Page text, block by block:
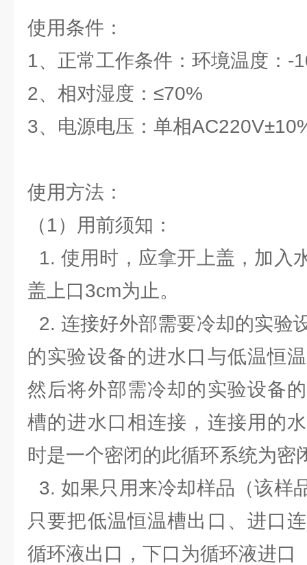
使用条件：
1、正常工作条件：环境温度：
2、相对湿度：≤70%
3、电源电压：单相
使用方法：
（1）用前须知：
1. 使用时，应拿开上盖，加入
盖上口3cm为止。
2. 连接好外部需要冷却的实验
的实验设备的进水口与低温恒
然后将外部需冷却的实验设备
槽的进水口相连接，连接用的
时是一个密闭的此循环系统为密
3. 如果只用来冷却样品（该样
只要把低温恒温槽出口、进口
循环液出口，下口为循环液进口